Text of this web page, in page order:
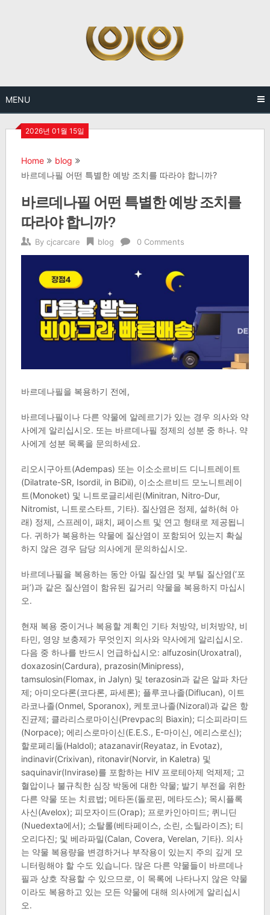
MENU
2026년 01월 15일
Home
blog
바르데나필 어떤 특별한 예방 조치를 따라야 합니까?
바르데나필 어떤 특별한 예방 조치를
따라야 합니까?
By cjcarcare blog 0 Comments
바르데나필을 복용하기 전에,
바르데나필이나 다른 약물에 알레르기가 있는 경우 의사와 약
사에게 알리십시오. 또는 바르데나필 정제의 성분 중 하나. 약
사에게 성분 목록을 문의하세요.
리오시구아트(Adempas) 또는 이소소르비드 디니트레이트
(Dilatrate-SR, Isordil, in BiDil), 이소소르비드 모노니트레이
트(Monoket) 및 니트로글리세린(Minitran, Nitro-Dur,
Nitromist, 니트로스타트, 기타). 질산염은 정제, 설하(혀 아
래) 정제, 스프레이, 패치, 페이스트 및 연고 형태로 제공됩니
다. 귀하가 복용하는 약물에 질산염이 포함되어 있는지 확실
하지 않은 경우 담당 의사에게 문의하십시오.
바르데나필을 복용하는 동안 아밀 질산염 및 부틸 질산염(‘포
퍼’)과 같은 질산염이 함유된 길거리 약물을 복용하지 마십시
오.
현재 복용 중이거나 복용할 계획인 기타 처방약, 비처방약, 비
타민, 영양 보충제가 무엇인지 의사와 약사에게 알리십시오.
다음 중 하나를 반드시 언급하십시오: alfuzosin(Uroxatral),
doxazosin(Cardura), prazosin(Minipress),
tamsulosin(Flomax, in Jalyn) 및 terazosin과 같은 알파 차단
제; 아미오다론(코다론, 파세론); 플루코나졸(Diflucan), 이트
라코나졸(Onmel, Sporanox), 케토코나졸(Nizoral)과 같은 항
진균제; 클라리스로마이신(Prevpac의 Biaxin); 디소피라미드
(Norpace); 에리스로마이신(E.E.S., E-마이신, 에리스로신);
할로페리돌(Haldol); atazanavir(Reyataz, in Evotaz),
indinavir(Crixivan), ritonavir(Norvir, in Kaletra) 및
saquinavir(Invirase)를 포함하는 HIV 프로테아제 억제제; 고
혈압이나 불규칙한 심장 박동에 대한 약물; 발기 부전을 위한
다른 약물 또는 치료법; 메타돈(돌로핀, 메타도스); 목시플록
사신(Avelox); 피모자이드(Orap); 프로카인아미드; 퀴니딘
(Nuedexta에서); 소탈롤(베타페이스, 소린, 소틸라이즈); 티
오리다진; 및 베라파밀(Calan, Covera, Verelan, 기타). 의사
는 약물 복용량을 변경하거나 부작용이 있는지 주의 깊게 모
니터링해야 할 수도 있습니다. 많은 다른 약물들이 바르데나
필과 상호 작용할 수 있으므로, 이 목록에 나타나지 않은 약물
이라도 복용하고 있는 모든 약물에 대해 의사에게 알리십시
오.